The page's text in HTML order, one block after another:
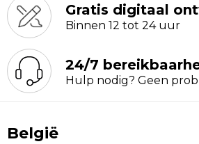
Gratis digitaal
Binnen 12 tot 24 uur
24/7
Hulp nodig? Geen
België